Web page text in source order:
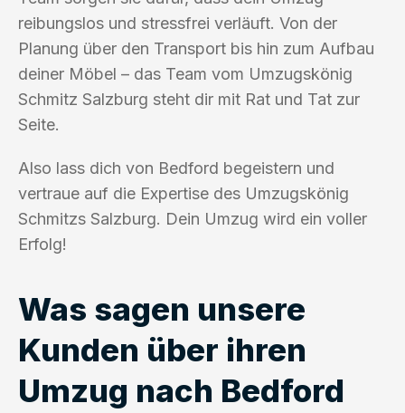
reibungslos und stressfrei verläuft. Von der
Planung über den Transport bis hin zum Aufbau
deiner Möbel – das Team vom Umzugskönig
Schmitz Salzburg steht dir mit Rat und Tat zur
Seite.
Also lass dich von Bedford begeistern und
vertraue auf die Expertise des Umzugskönig
Schmitzs Salzburg. Dein Umzug wird ein voller
Erfolg!
Was sagen unsere
Kunden über ihren
Umzug nach Bedford